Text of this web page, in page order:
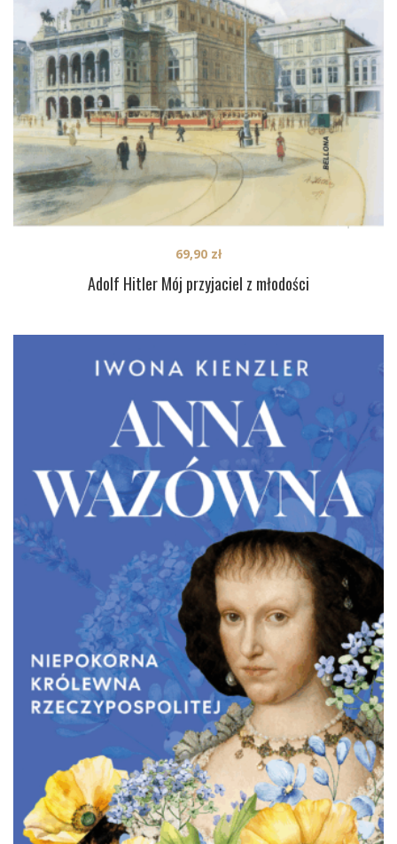
Adolf Hitler Mój przyjaciel z młodości
69,90 zł